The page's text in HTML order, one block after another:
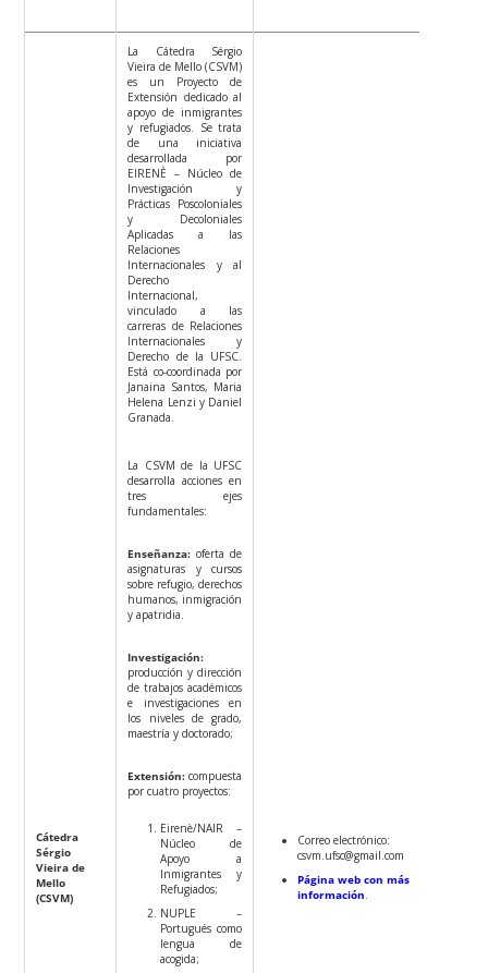
Cátedra
Sérgio
Vieira de
Mello
(CSVM)
La Cátedra Sérgio
Vieira de Mello (CSVM)
es un Proyecto de
Extensión dedicado al
apoyo de inmigrantes
y refugiados. Se trata
de una iniciativa
desarrollada por
EIRENÈ – Núcleo de
Investigación y
Prácticas Poscoloniales
y Decoloniales
Aplicadas a las
Relaciones
Internacionales y al
Derecho
Internacional,
vinculado a las
carreras de Relaciones
Internacionales y
Derecho de la UFSC.
Está co-coordinada por
Janaina Santos, Maria
Helena Lenzi y Daniel
Granada.
La CSVM de la UFSC
desarrolla acciones en
tres ejes
fundamentales:
Enseñanza: oferta de
asignaturas y cursos
sobre refugio, derechos
humanos, inmigración
y apatridia.
Investigación:
producción y dirección
de trabajos académicos
e investigaciones en
los niveles de grado,
maestría y doctorado;
Extensión: compuesta
por cuatro proyectos:
Eirenè/NAIR –
Núcleo de
Apoyo a
Inmigrantes y
Refugiados;
NUPLE –
Portugués como
lengua de
acogida;
Correo electrónico:
csvm.ufsc@gmail.com
Página web con más
información